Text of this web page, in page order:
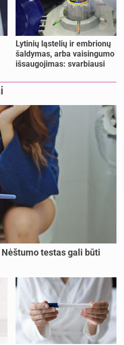
Lytinių ląstelių ir embrionų
šaldymas, arba vaisingumo
išsaugojimas: svarbiausi
testas gali būti